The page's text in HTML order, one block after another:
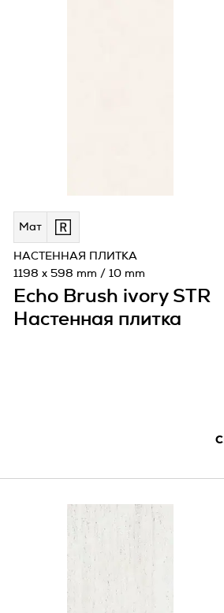
Мат
Echo Brush ivory STR
Настенная плитка
НАСТЕННАЯ ПЛИТКА
1198 x 598 mm / 10 mm